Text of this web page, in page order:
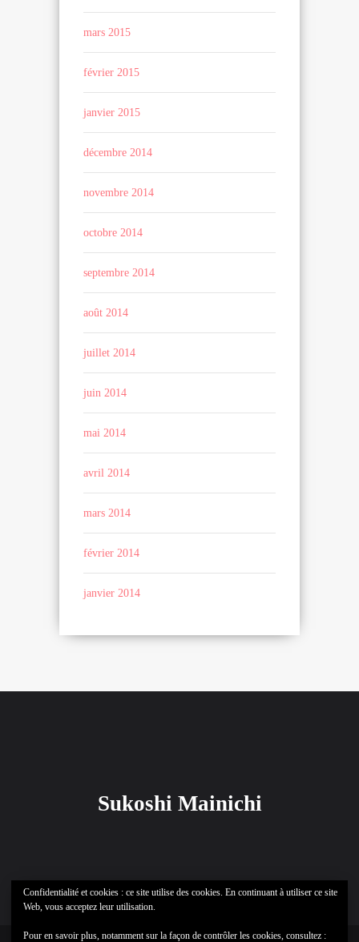
mars 2015
février 2015
janvier 2015
décembre 2014
novembre 2014
octobre 2014
septembre 2014
août 2014
juillet 2014
juin 2014
mai 2014
avril 2014
mars 2014
février 2014
janvier 2014
Sukoshi Mainichi
Confidentialité et cookies : ce site utilise des cookies. En continuant à utiliser ce site
Web, vous acceptez leur utilisation.
Pour en savoir plus, notamment sur la façon de contrôler les cookies, consultez :